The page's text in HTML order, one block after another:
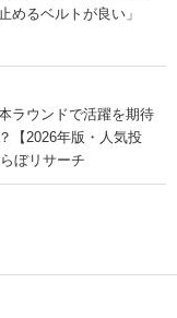
るベルトが良い」
ラウンドで活躍を期待
【2026年版・人気投
ぼリサーチ